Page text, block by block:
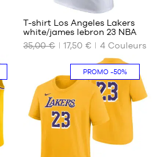
NOS
TAILLES
XS
S
M
L
XL
XXL
T-shirt Los Angeles Lakers
white/james lebron 23 NBA
35,00 €
17,50 € 4Couleurs
PROMO-50%